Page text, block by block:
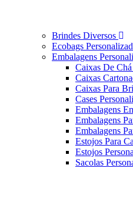
Brindes Diversos
Ecobags
Embalagens
Caixas De
Caixas
Caixas Para
Cases
Embalagens
Embalagens
Embalagens
Estojos Para
Estojos
Sacolas